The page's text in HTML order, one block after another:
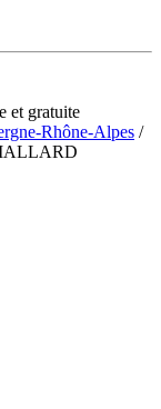
et gratuite
Rhône-Alpes /